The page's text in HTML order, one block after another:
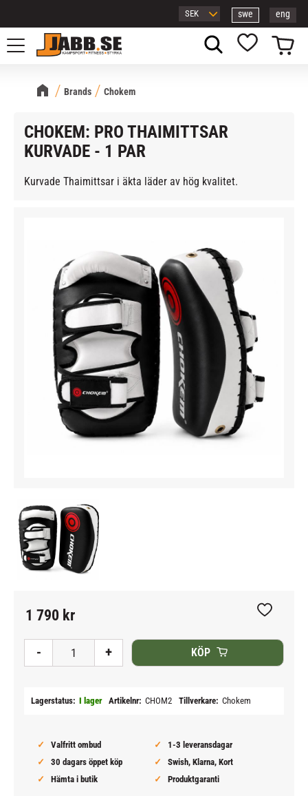
Meny
swe eng
Favoriter
Kundvagn
Brands Chokem
CHOKEM: PRO THAIMITTSAR
KURVADE - 1 PAR
Kurvade Thaimittsar i äkta läder av hög kvalitet.
1 790 kr
+
- KÖP
Lägg till
Lagerstatus I lager Artikelnr CHOM2 Tillverkare Chokem
Valfritt ombud
1-3 leveransdagar
30 dagars öppet köp
Swish, Klarna, Kort
Hämta i butik
Produktgaranti